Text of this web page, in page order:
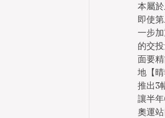
本屬
即使
一步
的交
面要
地【
推出3
讓半
奧運